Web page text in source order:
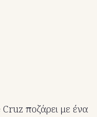
ποζάρει με ένα